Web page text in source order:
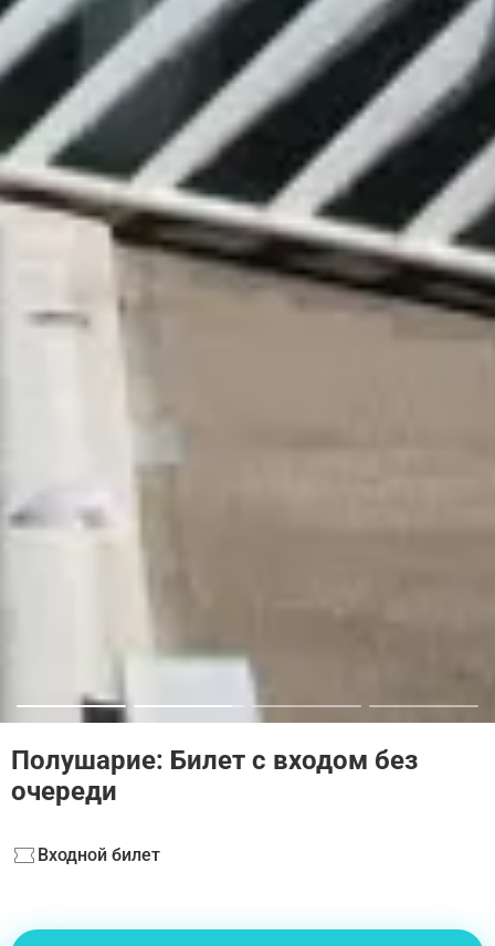
Полушарие: Билет с входом без
очереди
Входной билет